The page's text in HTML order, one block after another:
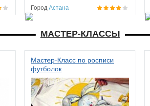
Город Астана
МАСТЕР-КЛАССЫ
Мастер-Класс по росписи
футболок